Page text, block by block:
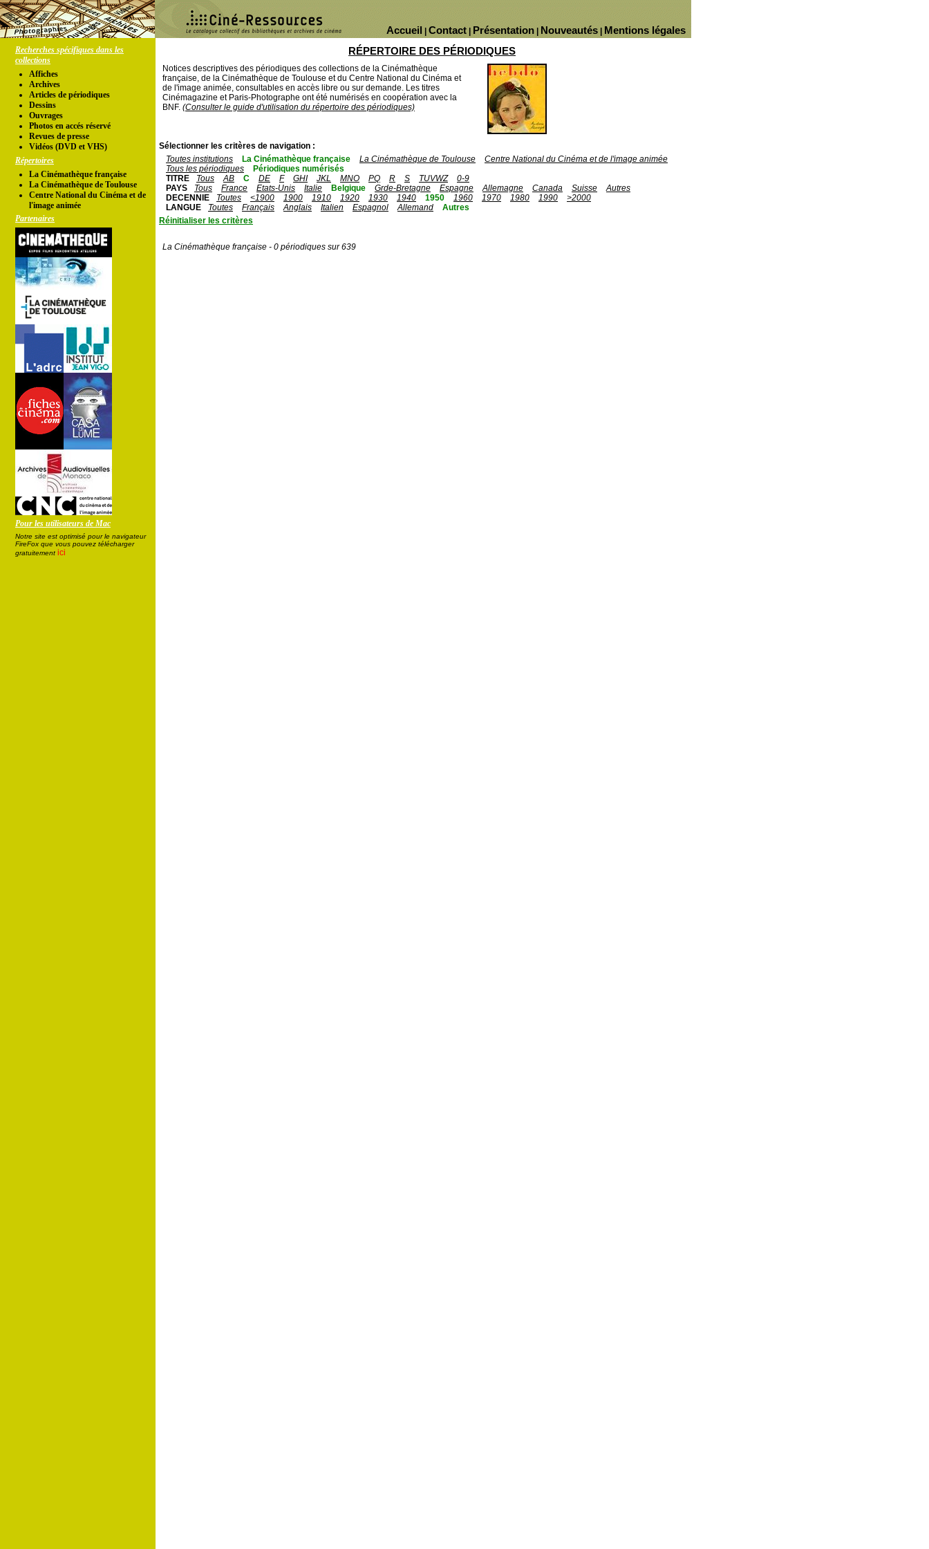
Mentions légales
Nouveautés
Présentation
Contact
Accueil
Recherches spécifiques dans les
collections
Affiches
Archives
Articles de périodiques
Dessins
Ouvrages
Photos en accés réservé
Revues de presse
Vidéos (DVD et VHS)
Répertoires
La Cinémathèque française
La Cinémathèque de Toulouse
Centre National du Cinéma et de
l'image animée
Partenaires
Pour les utilisateurs de Mac
Notre site est optimisé pour le navigateur
FireFox que vous pouvez télécharger
gratuitement ici
RÉPERTOIRE DES PÉRIODIQUES
Notices descriptives des périodiques des collections de la Cinémathèque
française, de la Cinémathèque de Toulouse et du Centre National du Cinéma et
de l'image animée, consultables en accès libre ou sur demande. Les titres
Cinémagazine et Paris-Photographe ont été numérisés en coopération avec la
BNF. (Consulter le guide d'utilisation du répertoire des périodiques)
Sélectionner les critères de navigation :
Toutes institutions
La Cinémathèque française La Cinémathèque de Toulouse
Centre National du Cinéma et de l'image animée
Tous les périodiques
Périodiques numérisés
TITRE
Tous AB C DE F GHI JKL MNO PQ R S TUVWZ
0-9
PAYS
Tous France Etats-Unis Italie Belgique Grde-Bretagne Espagne Allemagne Canada Suisse
Autres
DECENNIE
Toutes <1900 1900 1910 1920 1930 1940 1950 1960 1970 1980 1990
>2000
LANGUE
Toutes Français Anglais Italien Espagnol Allemand
Autres
Réinitialiser les critères
La Cinémathèque française - 0 périodiques sur 639